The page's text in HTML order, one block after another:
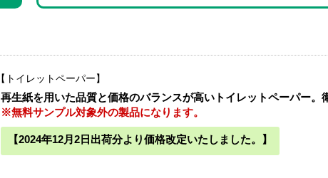
トイレットペーパー
再生紙を用いた品質と価格のバランスが高いトイレットペーパー。
※無料サンプル対象外の製品になります。
【2024年12月2日出荷分より価格改定いたしました。】